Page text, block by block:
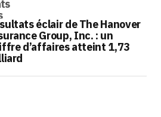
éclair de The Hanover
Group, Inc. : un
d’affaires atteint 1,73